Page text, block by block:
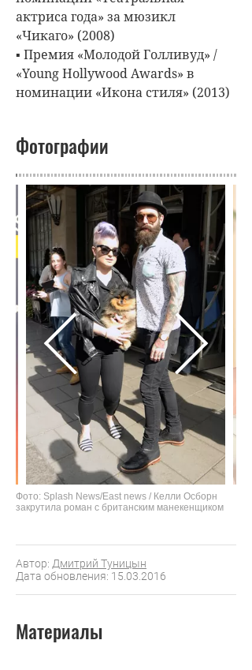
актриса года» за мюзикл
«Чикаго» (2008)
▪ Премия «Молодой Голливуд» /
«Young Hollywood Awards» в
номинации «Икона стиля» (2013)
Фотографии
Фото: Splash News/East news / Келли Осборн
закрутила роман с британским манекенщиком
Автор: Дмитрий Туницын
Дата обновления: 15.03.2016
Материалы